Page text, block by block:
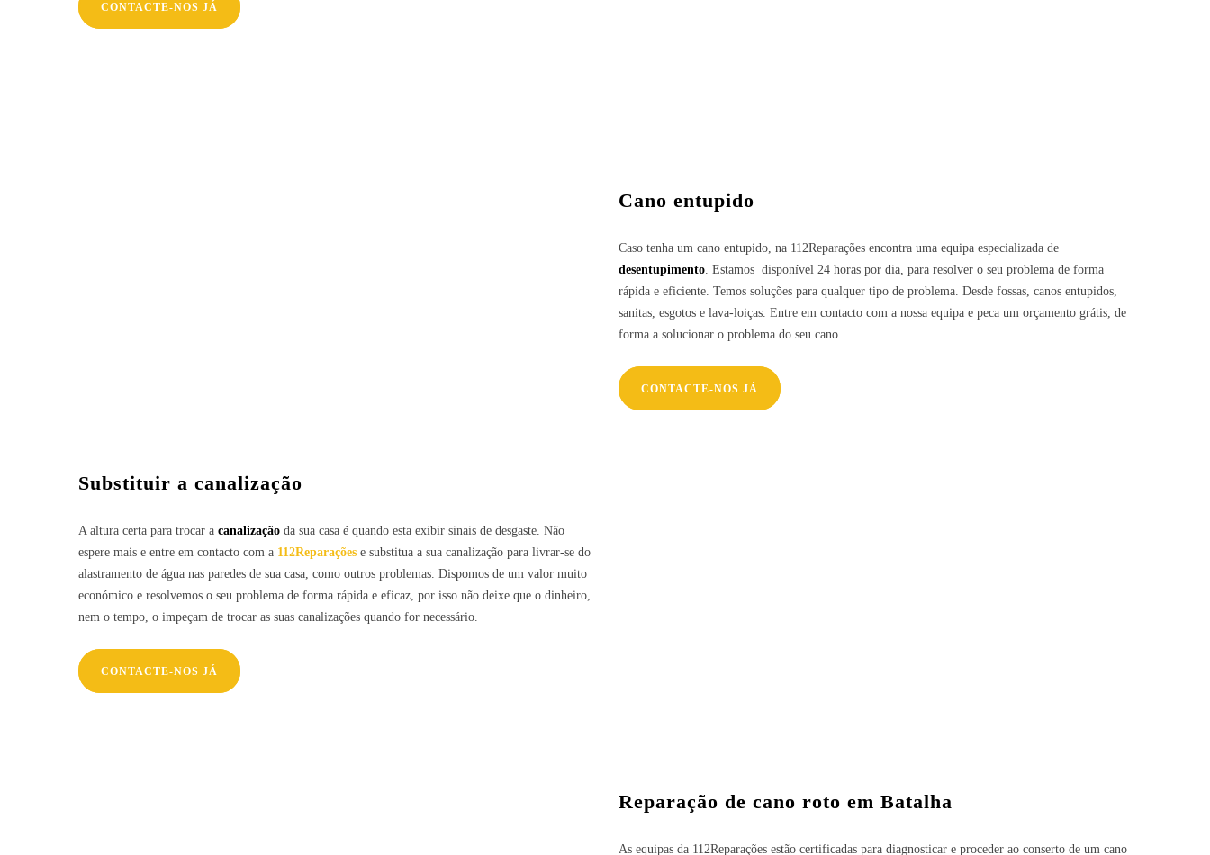
CONTACTE-NOS JÁ
Cano entupido
Caso tenha um cano entupido, na 112Reparações encontra uma equipa especializada de
desentupimento. Estamos disponível 24 horas por dia, para resolver o seu problema de forma
rápida e eficiente. Temos soluções para qualquer tipo de problema. Desde fossas, canos entupidos,
sanitas, esgotos e lava-loiças. Entre em contacto com a nossa equipa e peca um orçamento grátis, de
forma a solucionar o problema do seu cano.
CONTACTE-NOS JÁ
Substituir a canalização
A altura certa para trocar a canalização da sua casa é quando esta exibir sinais de desgaste. Não
espere mais e entre em contacto com a 112Reparações e substitua a sua canalização para livrar-se do
alastramento de água nas paredes de sua casa, como outros problemas. Dispomos de um valor muito
económico e resolvemos o seu problema de forma rápida e eficaz, por isso não deixe que o dinheiro,
nem o tempo, o impeçam de trocar as suas canalizações quando for necessário.
CONTACTE-NOS JÁ
Reparação de cano roto em Batalha
As equipas da 112Reparações estão certificadas para diagnosticar e proceder ao conserto de um cano